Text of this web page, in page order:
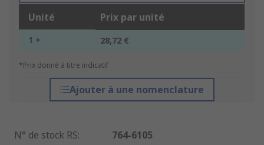
Unité Prix par unité
1 + 28,72 €
*Prix donné à titre indicatif
Ajouter à une nomenclature
N° de stock RS:
764-6105